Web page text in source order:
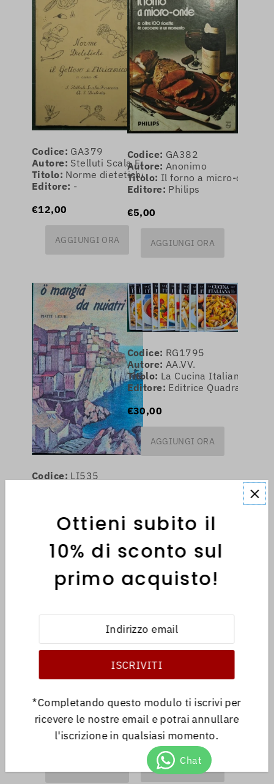
Codice: GA379
Autore: Stelluti Scala Frascara Itta
Titolo: Norme dietetiche per il gottoso e l'uricemico
Editore: -
€12,00
AGGIUNGI ORA
Codice: GA382
Autore: Anonimo
Titolo: Il forno a micro-onde e
Editore: Philips
€5,00
AGGIUNGI ORA
Codice: LI535
Codice: RG1795
Autore: AA.VV.
Titolo: La Cucina Italiana -
Editore: Editrice Quadratum
€30,00
AGGIUNGI ORA
Codice: RG1790
Titolo: La Cucina Italiana - annata completa 2000
Editore: Editrice Quadratum
€40,00
Codice: RG1791
Titolo: La Cucina Italiana -
Editore:
Editrice Quadratum
€40,00
AGGIUNGI ORA
Ottieni subito il
10% di sconto sul
primo acquisto!
*Completando questo modulo ti iscrivi per
ricevere le nostre email e potrai annullare
l'iscrizione in qualsiasi momento.